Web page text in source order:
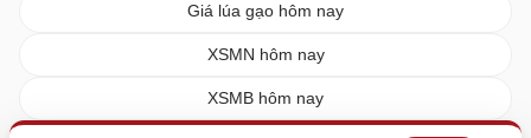
Giá lúa gạo hôm nay
XSMN hôm nay
XSMB hôm nay